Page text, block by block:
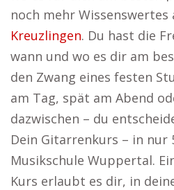
noch mehr Wissenswertes
Kreuzlingen. Du hast die
wann und wo es dir am
den Zwang eines festen
am Tag, spät am Abend
dazwischen – du
Dein Gitarrenkurs – in nur
Musikschule Wuppertal.
Kurs erlaubt es dir, in